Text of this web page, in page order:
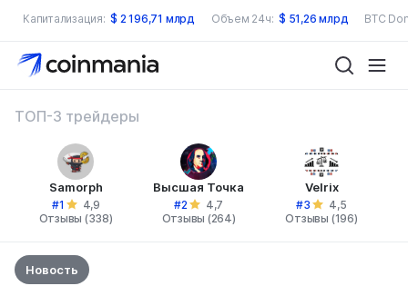
Капитализация: $ 2 196,71 млрд Объем 24ч: $ 51,26 млрд BTC
ТОП-3 трейдеры
Samorph
#1
4,9
Отзывы (338)
Высшая Точка
#2
4,7
Отзывы (264)
Velrix
#3
4,5
Отзывы (196)
Новость